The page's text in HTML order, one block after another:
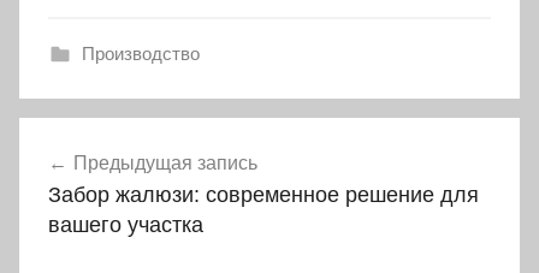
Производство
по
записям
Предыдущая запись
Забор жалюзи: современное решение для
вашего участка